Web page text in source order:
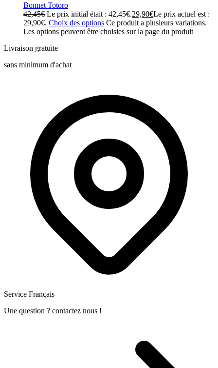
Bonnet Totoro
42,45€ Le prix initial était : 42,45€.29,90€Le prix actuel est :
29,90€. Choix des options Ce produit a plusieurs variations.
Les options peuvent être choisies sur la page du produit
Livraison gratuite
sans minimum d'achat
Service Français
Une question ? contactez nous !